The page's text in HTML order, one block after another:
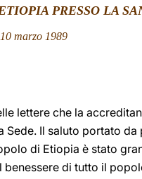
PRESSO LA
marzo 1989
lettere che la
Il saluto portato da
di Etiopia è stato
di tutto il